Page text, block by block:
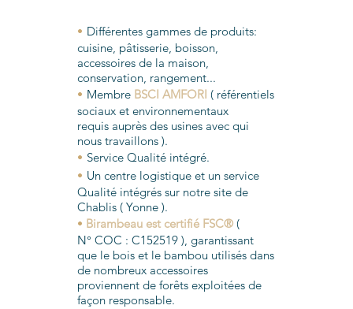
• Différentes gammes de produits:
cuisine, pâtisserie, boisson,
accessoires de la maison,
conservation, rangement...
• Membre BSCI AMFORI ( référentiels
sociaux et environnementaux
requis auprès des usines avec qui
nous travaillons ).
• Service Qualité intégré.
• Un centre logistique et un service
Qualité intégrés sur notre site de
Chablis ( Yonne ).
• Birambeau est certifié FSC® (
N° COC : C152519 ), garantissant
que le bois et le bambou utilisés dans
de nombreux accessoires
proviennent de forêts exploitées de
façon responsable.